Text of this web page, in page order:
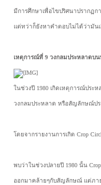
มีการศึกษาเพื่อไขปริศนาปราก
แต่ทว่าก็ยังหาคำตอบไม่ได้ว่ามันเ
เหตุการณ์ที่ 9 วงกลมประหลาดบน
ในช่วงปี 1980 เกิดเหตุการณ์ประ
วงกลมประหลาด หรือสัญลักษณ์ป
โดยจากรายงานการเกิด Crop
พบว่าในช่วงปลายปี 1980 นั้น
ออกมาคล้ายๆกับสัญลักษณ์ แต่ภาย